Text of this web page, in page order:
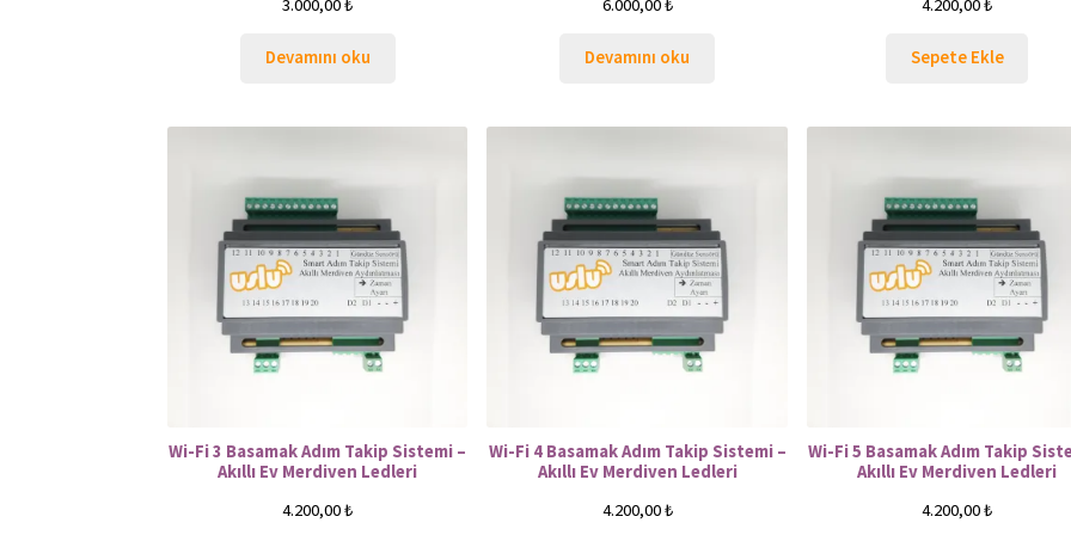
3.000,00₺
Devamını oku
6.000,00₺
Devamını oku
4.200,00₺
Sepete Ekle
Wi-Fi 3 Basamak Adım Takip Sistemi –
Akıllı Ev Merdiven Ledleri
4.200,00₺
Wi-Fi 4 Basamak Adım Takip Sistemi –
Akıllı Ev Merdiven Ledleri
4.200,00₺
Wi-Fi 5 Basamak Adım Takip
Akıllı Ev Merdiven Ledleri
4.200,00₺